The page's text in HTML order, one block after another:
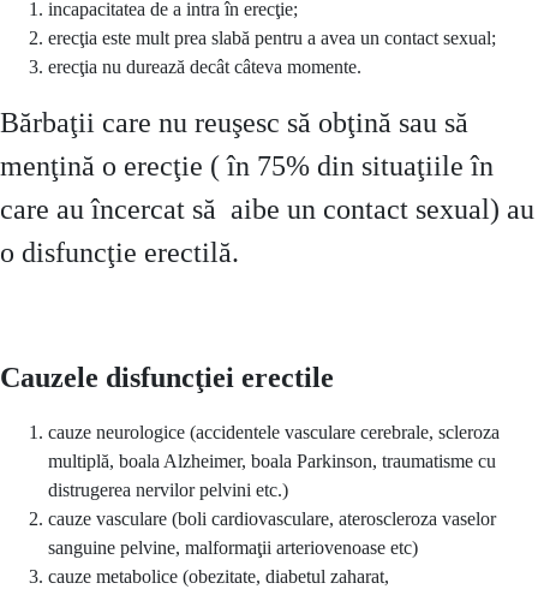
incapacitatea de a intra în erecţie;
erecţia este mult prea slabă pentru a avea un contact sexual;
erecţia nu durează decât câteva momente.
Bărbaţii care nu reuşesc să obţină sau să
menţină o erecţie ( în 75% din situaţiile în
care au încercat să aibe un contact sexual) au
o disfuncţie erectilă.
Cauzele disfuncţiei erectile
cauze neurologice (accidentele vasculare cerebrale, scleroza
multiplă, boala Alzheimer, boala Parkinson, traumatisme cu
distrugerea nervilor pelvini etc.)
cauze vasculare (boli cardiovasculare, ateroscleroza vaselor
sanguine pelvine, malformaţii arteriovenoase etc)
cauze metabolice (obezitate, diabetul zaharat,